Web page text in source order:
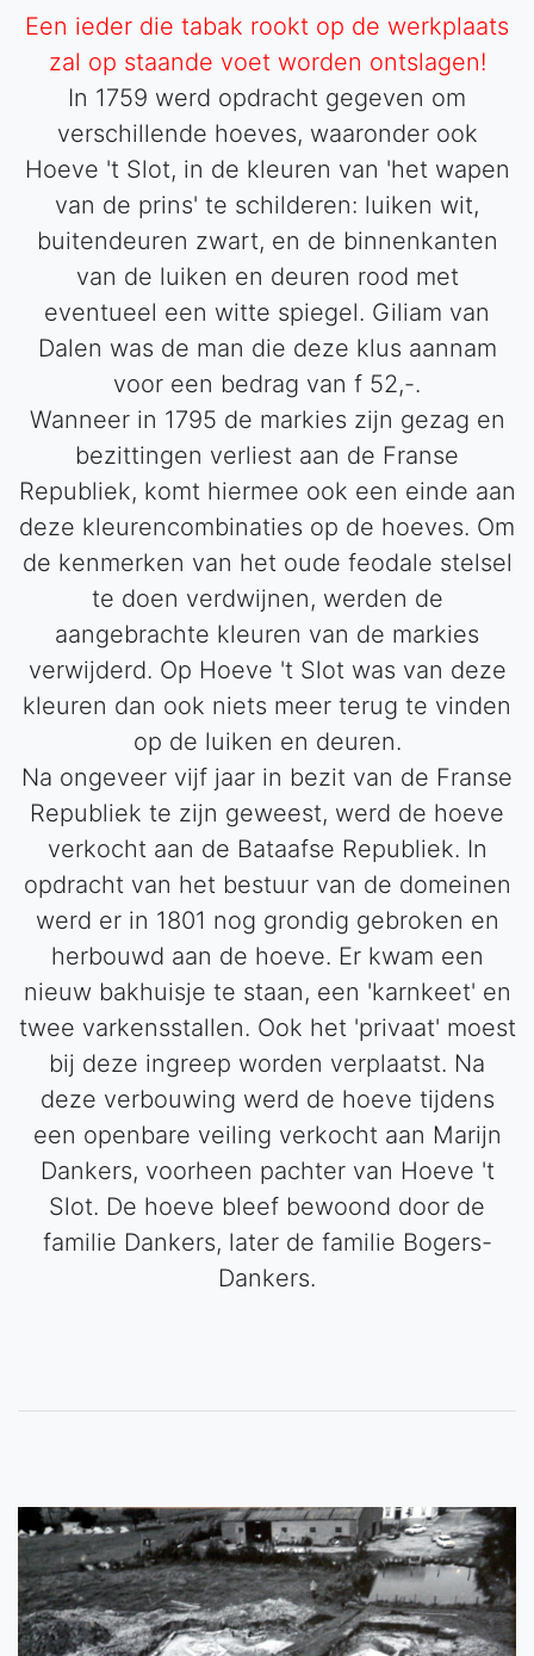
Een ieder die tabak rookt op de werkplaats
zal op staande voet worden ontslagen!
In 1759 werd opdracht gegeven om
verschillende hoeves, waaronder ook
Hoeve 't Slot, in de kleuren van 'het wapen
van de prins' te schilderen: luiken wit,
buitendeuren zwart, en de binnenkanten
van de luiken en deuren rood met
eventueel een witte spiegel. Giliam van
Dalen was de man die deze klus aannam
voor een bedrag van f 52,-.
Wanneer in 1795 de markies zijn gezag en
bezittingen verliest aan de Franse
Republiek, komt hiermee ook een einde aan
deze kleurencombinaties op de hoeves. Om
de kenmerken van het oude feodale stelsel
te doen verdwijnen, werden de
aangebrachte kleuren van de markies
verwijderd. Op Hoeve 't Slot was van deze
kleuren dan ook niets meer terug te vinden
op de luiken en deuren.
Na ongeveer vijf jaar in bezit van de Franse
Republiek te zijn geweest, werd de hoeve
verkocht aan de Bataafse Republiek. In
opdracht van het bestuur van de domeinen
werd er in 1801 nog grondig gebroken en
herbouwd aan de hoeve. Er kwam een
nieuw bakhuisje te staan, een 'karnkeet' en
twee varkensstallen. Ook het 'privaat' moest
bij deze ingreep worden verplaatst. Na
deze verbouwing werd de hoeve tijdens
een openbare veiling verkocht aan Marijn
Dankers, voorheen pachter van Hoeve 't
Slot. De hoeve bleef bewoond door de
familie Dankers, later de familie Bogers-
Dankers.